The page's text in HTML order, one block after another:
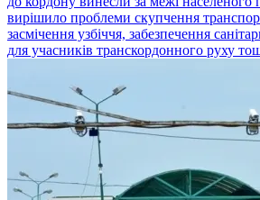
вирішило проблеми скупчення
засмічення узбіччя, забезпечення
для учасників транскордонного руху